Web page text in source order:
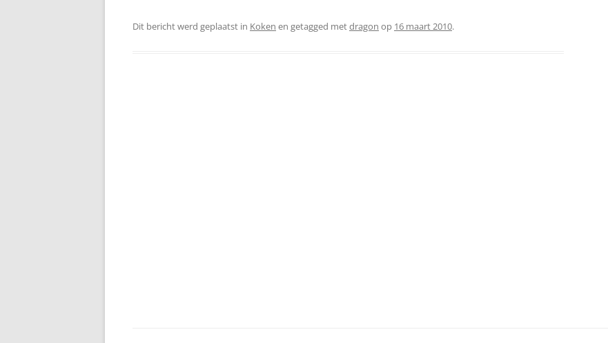
Dit bericht werd geplaatst in Koken en getagged metdragon op 16 maart 2010.